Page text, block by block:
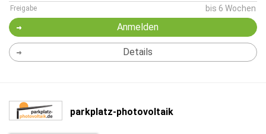
Freigabe bis 6 Wochen
Anmelden
Details
parkplatz-photovoltaik